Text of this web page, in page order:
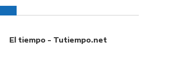
El tiempo - Tutiempo.net